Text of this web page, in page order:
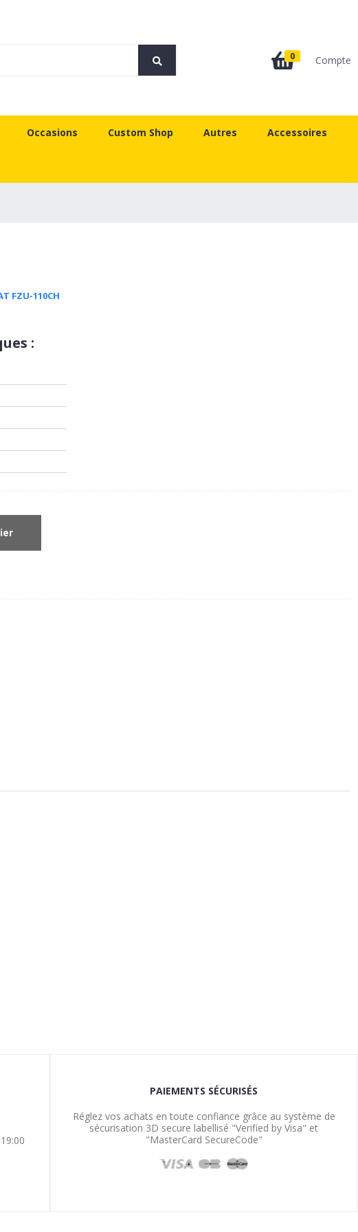
0 Compte
Occasions Custom Shop Autres Accessoires
FZU-110CH
:
PAIEMENTS SÉCURISÉS
Réglez vos achats en toute confiance grâce au système de
sécurisation 3D secure labellisé "Verified by Visa" et
"MasterCard SecureCode"